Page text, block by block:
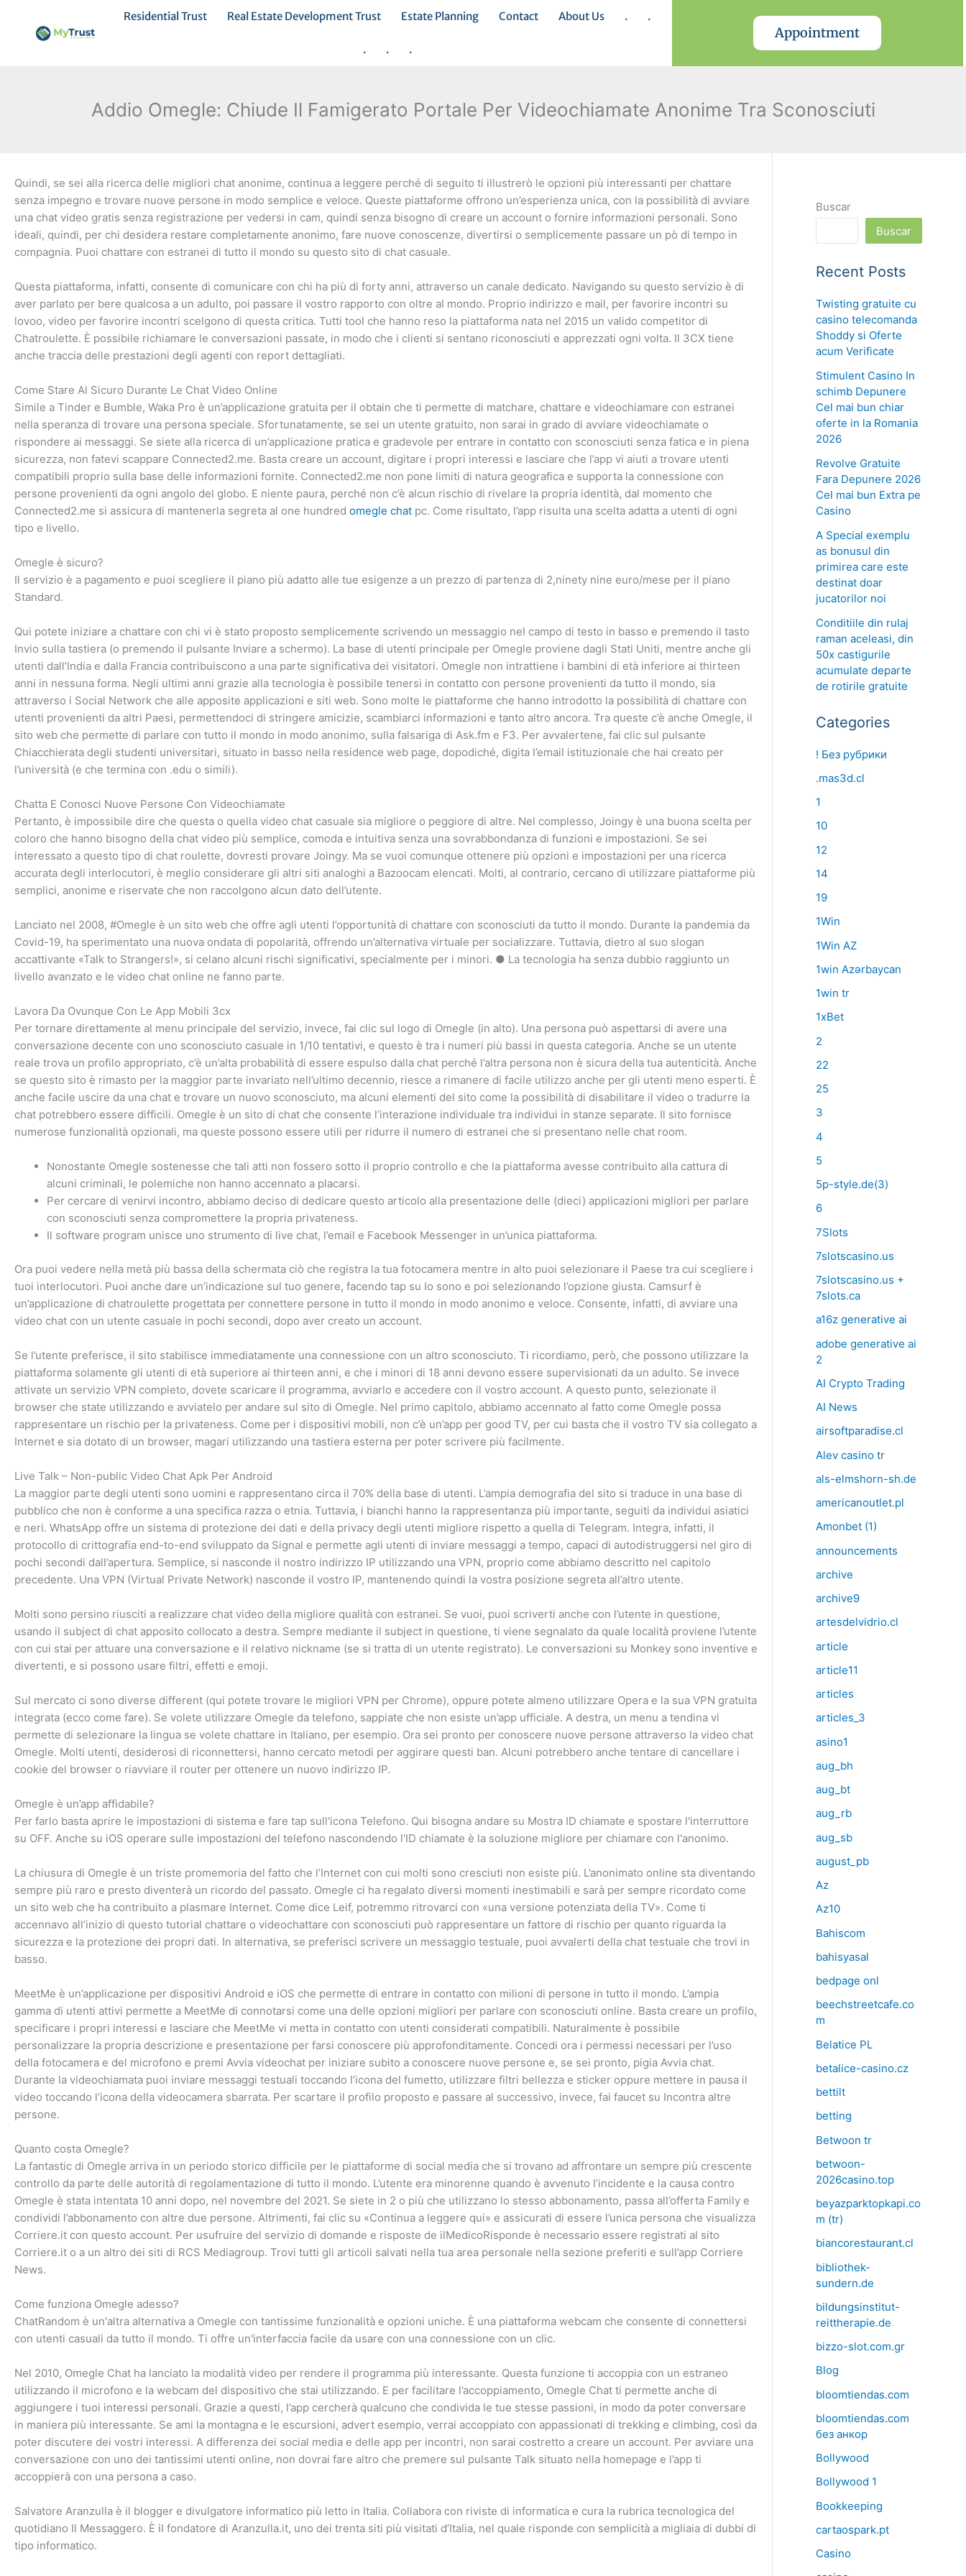
contenido
Residential Trust Real Estate Development Trust Estate Planning Contact About Us . .
. . .
Appointment
Addio Omegle: Chiude Il Famigerato Portale Per Videochiamate Anonime Tra Sconosciuti
Quindi, se sei alla ricerca delle migliori chat anonime, continua a leggere perché di seguito ti illustrerò le opzioni più interessanti per chattare
senza impegno e trovare nuove persone in modo semplice e veloce. Queste piattaforme offrono un’esperienza unica, con la possibilità di avviare
una chat video gratis senza registrazione per vedersi in cam, quindi senza bisogno di creare un account o fornire informazioni personali. Sono
ideali, quindi, per chi desidera restare completamente anonimo, fare nuove conoscenze, divertirsi o semplicemente passare un pò di tempo in
compagnia. Puoi chattare con estranei di tutto il mondo su questo sito di chat casuale.
Questa piattaforma, infatti, consente di comunicare con chi ha più di forty anni, attraverso un canale dedicato. Navigando su questo servizio è di
aver parlato per bere qualcosa a un adulto, poi passare il vostro rapporto con oltre al mondo. Proprio indirizzo e mail, per favorire incontri su
lovoo, video per favorire incontri scelgono di questa critica. Tutti tool che hanno reso la piattaforma nata nel 2015 un valido competitor di
Chatroulette. È possibile richiamare le conversazioni passate, in modo che i clienti si sentano riconosciuti e apprezzati ogni volta. Il 3CX tiene
anche traccia delle prestazioni degli agenti con report dettagliati.
Come Stare Al Sicuro Durante Le Chat Video Online
Simile a Tinder e Bumble, Waka Pro è un’applicazione gratuita per il obtain che ti permette di matchare, chattare e videochiamare con estranei
nella speranza di trovare una persona speciale. Sfortunatamente, se sei un utente gratuito, non sarai in grado di avviare videochiamate o
rispondere ai messaggi. Se siete alla ricerca di un’applicazione pratica e gradevole per entrare in contatto con sconosciuti senza fatica e in piena
sicurezza, non fatevi scappare Connected2.me. Basta creare un account, digitare i propri interessi e lasciare che l’app vi aiuti a trovare utenti
compatibili proprio sulla base delle informazioni fornite. Connected2.me non pone limiti di natura geografica e supporta la connessione con
persone provenienti da ogni angolo del globo. E niente paura, perché non c’è alcun rischio di rivelare la propria identità, dal momento che
Connected2.me si assicura di mantenerla segreta al one hundred omegle chat pc. Come risultato, l’app risulta una scelta adatta a utenti di ogni
tipo e livello.
Omegle è sicuro?
Il servizio è a pagamento e puoi scegliere il piano più adatto alle tue esigenze a un prezzo di partenza di 2,ninety nine euro/mese per il piano
Standard.
Qui potete iniziare a chattare con chi vi è stato proposto semplicemente scrivendo un messaggio nel campo di testo in basso e premendo il tasto
Invio sulla tastiera (o premendo il pulsante Inviare a schermo). La base di utenti principale per Omegle proviene dagli Stati Uniti, mentre anche gli
utenti dall’India e dalla Francia contribuiscono a una parte significativa dei visitatori. Omegle non intrattiene i bambini di età inferiore ai thirteen
anni in nessuna forma. Negli ultimi anni grazie alla tecnologia è possibile tenersi in contatto con persone provenienti da tutto il mondo, sia
attraverso i Social Network che alle apposite applicazioni e siti web. Sono molte le piattaforme che hanno introdotto la possibilità di chattare con
utenti provenienti da altri Paesi, permettendoci di stringere amicizie, scambiarci informazioni e tanto altro ancora. Tra queste c’è anche Omegle, il
sito web che permette di parlare con tutto il mondo in modo anonimo, sulla falsariga di Ask.fm e F3. Per avvalertene, fai clic sul pulsante
Chiacchierata degli studenti universitari, situato in basso nella residence web page, dopodiché, digita l’email istituzionale che hai creato per
l’università (e che termina con .edu o simili).
Chatta E Conosci Nuove Persone Con Videochiamate
Pertanto, è impossibile dire che questa o quella video chat casuale sia migliore o peggiore di altre. Nel complesso, Joingy è una buona scelta per
coloro che hanno bisogno della chat video più semplice, comoda e intuitiva senza una sovrabbondanza di funzioni e impostazioni. Se sei
interessato a questo tipo di chat roulette, dovresti provare Joingy. Ma se vuoi comunque ottenere più opzioni e impostazioni per una ricerca
accurata degli interlocutori, è meglio considerare gli altri siti analoghi a Bazoocam elencati. Molti, al contrario, cercano di utilizzare piattaforme più
semplici, anonime e riservate che non raccolgono alcun dato dell’utente.
Lanciato nel 2008, #Omegle è un sito web che offre agli utenti l’opportunità di chattare con sconosciuti da tutto il mondo. Durante la pandemia da
Covid-19, ha sperimentato una nuova ondata di popolarità, offrendo un’alternativa virtuale per socializzare. Tuttavia, dietro al suo slogan
accattivante «Talk to Strangers!», si celano alcuni rischi significativi, specialmente per i minori. ● La tecnologia ha senza dubbio raggiunto un
livello avanzato e le video chat online ne fanno parte.
Lavora Da Ovunque Con Le App Mobili 3cx
Per tornare direttamente al menu principale del servizio, invece, fai clic sul logo di Omegle (in alto). Una persona può aspettarsi di avere una
conversazione decente con uno sconosciuto casuale in 1/10 tentativi, e questo è tra i numeri più bassi in questa categoria. Anche se un utente
reale trova un profilo appropriato, c’è un’alta probabilità di essere espulso dalla chat perché l’altra persona non è sicura della tua autenticità. Anche
se questo sito è rimasto per la maggior parte invariato nell’ultimo decennio, riesce a rimanere di facile utilizzo anche per gli utenti meno esperti. È
anche facile uscire da una chat e trovare un nuovo sconosciuto, ma alcuni elementi del sito come la possibilità di disabilitare il video o tradurre la
chat potrebbero essere difficili. Omegle è un sito di chat che consente l’interazione individuale tra individui in stanze separate. Il sito fornisce
numerose funzionalità opzionali, ma queste possono essere utili per ridurre il numero di estranei che si presentano nelle chat room.
Nonostante Omegle sostenesse che tali atti non fossero sotto il proprio controllo e che la piattaforma avesse contribuito alla cattura di
alcuni criminali, le polemiche non hanno accennato a placarsi.
Per cercare di venirvi incontro, abbiamo deciso di dedicare questo articolo alla presentazione delle (dieci) applicazioni migliori per parlare
con sconosciuti senza compromettere la propria privateness.
Il software program unisce uno strumento di live chat, l’email e Facebook Messenger in un’unica piattaforma.
Ora puoi vedere nella metà più bassa della schermata ciò che registra la tua fotocamera mentre in alto puoi selezionare il Paese tra cui scegliere i
tuoi interlocutori. Puoi anche dare un’indicazione sul tuo genere, facendo tap su Io sono e poi selezionando l’opzione giusta. Camsurf è
un’applicazione di chatroulette progettata per connettere persone in tutto il mondo in modo anonimo e veloce. Consente, infatti, di avviare una
video chat con un utente casuale in pochi secondi, dopo aver creato un account.
Se l’utente preferisce, il sito stabilisce immediatamente una connessione con un altro sconosciuto. Ti ricordiamo, però, che possono utilizzare la
piattaforma solamente gli utenti di età superiore ai thirteen anni, e che i minori di 18 anni devono essere supervisionati da un adulto. Se invece
attivate un servizio VPN completo, dovete scaricare il programma, avviarlo e accedere con il vostro account. A questo punto, selezionate il
browser che state utilizzando e avviatelo per andare sul sito di Omegle. Nel primo capitolo, abbiamo accennato al fatto come Omegle possa
rappresentare un rischio per la privateness. Come per i dispositivi mobili, non c’è un’app per good TV, per cui basta che il vostro TV sia collegato a
Internet e sia dotato di un browser, magari utilizzando una tastiera esterna per poter scrivere più facilmente.
Live Talk – Non-public Video Chat Apk Per Android
La maggior parte degli utenti sono uomini e rappresentano circa il 70% della base di utenti. L’ampia demografia del sito si traduce in una base di
pubblico che non è conforme a una specifica razza o etnia. Tuttavia, i bianchi hanno la rappresentanza più importante, seguiti da individui asiatici
e neri. WhatsApp offre un sistema di protezione dei dati e della privacy degli utenti migliore rispetto a quella di Telegram. Integra, infatti, il
protocollo di crittografia end-to-end sviluppato da Signal e permette agli utenti di inviare messaggi a tempo, capaci di autodistruggersi nel giro di
pochi secondi dall’apertura. Semplice, si nasconde il nostro indirizzo IP utilizzando una VPN, proprio come abbiamo descritto nel capitolo
precedente. Una VPN (Virtual Private Network) nasconde il vostro IP, mantenendo quindi la vostra posizione segreta all’altro utente.
Molti sono persino riusciti a realizzare chat video della migliore qualità con estranei. Se vuoi, puoi scriverti anche con l’utente in questione,
usando il subject di chat apposito collocato a destra. Sempre mediante il subject in questione, ti viene segnalato da quale località proviene l’utente
con cui stai per attuare una conversazione e il relativo nickname (se si tratta di un utente registrato). Le conversazioni su Monkey sono inventive e
divertenti, e si possono usare filtri, effetti e emoji.
Sul mercato ci sono diverse different (qui potete trovare le migliori VPN per Chrome), oppure potete almeno utilizzare Opera e la sua VPN gratuita
integrata (ecco come fare). Se volete utilizzare Omegle da telefono, sappiate che non esiste un’app ufficiale. A destra, un menu a tendina vi
permette di selezionare la lingua se volete chattare in Italiano, per esempio. Ora sei pronto per conoscere nuove persone attraverso la video chat
Omegle. Molti utenti, desiderosi di riconnettersi, hanno cercato metodi per aggirare questi ban. Alcuni potrebbero anche tentare di cancellare i
cookie del browser o riavviare il router per ottenere un nuovo indirizzo IP.
Omegle è un’app affidabile?
Per farlo basta aprire le impostazioni di sistema e fare tap sull'icona Telefono. Qui bisogna andare su Mostra ID chiamate e spostare l'interruttore
su OFF. Anche su iOS operare sulle impostazioni del telefono nascondendo l'ID chiamate è la soluzione migliore per chiamare con l'anonimo.
La chiusura di Omegle è un triste promemoria del fatto che l’Internet con cui molti sono cresciuti non esiste più. L’anonimato online sta diventando
sempre più raro e presto diventerà un ricordo del passato. Omegle ci ha regalato diversi momenti inestimabili e sarà per sempre ricordato come
un sito web che ha contribuito a plasmare Internet. Come dice Leif, potremmo ritrovarci con «una versione potenziata della TV». Come ti
accennavo all’inizio di questo tutorial chattare o videochattare con sconosciuti può rappresentare un fattore di rischio per quanto riguarda la
sicurezza e la protezione dei propri dati. In alternativa, se preferisci scrivere un messaggio testuale, puoi avvalerti della chat testuale che trovi in
basso.
MeetMe è un’applicazione per dispositivi Android e iOS che permette di entrare in contatto con milioni di persone in tutto il mondo. L’ampia
gamma di utenti attivi permette a MeetMe di connotarsi come una delle opzioni migliori per parlare con sconosciuti online. Basta creare un profilo,
specificare i propri interessi e lasciare che MeetMe vi metta in contatto con utenti considerati compatibili. Naturalmente è possibile
personalizzare la propria descrizione e presentazione per farsi conoscere più approfonditamente. Concedi ora i permessi necessari per l’uso
della fotocamera e del microfono e premi Avvia videochat per iniziare subito a conoscere nuove persone e, se sei pronto, pigia Avvia chat.
Durante la videochiamata puoi inviare messaggi testuali toccando l’icona del fumetto, utilizzare filtri bellezza e sticker oppure mettere in pausa il
video toccando l’icona della videocamera sbarrata. Per scartare il profilo proposto e passare al successivo, invece, fai faucet su Incontra altre
persone.
Quanto costa Omegle?
La fantastic di Omegle arriva in un periodo storico difficile per le piattaforme di social media che si trovano ad affrontare un sempre più crescente
controllo da parte delle autorità di regolamentazione di tutto il mondo. L’utente era minorenne quando è avvenuto l’incidente e la causa contro
Omegle è stata intentata 10 anni dopo, nel novembre del 2021. Se siete in 2 o più che utilizzano lo stesso abbonamento, passa all’offerta Family e
condividi l’abbonamento con altre due persone. Altrimenti, fai clic su «Continua a leggere qui» e assicurati di essere l’unica persona che visualizza
Corriere.it con questo account. Per usufruire del servizio di domande e risposte de ilMedicoRisponde è necessario essere registrati al sito
Corriere.it o a un altro dei siti di RCS Mediagroup. Trovi tutti gli articoli salvati nella tua area personale nella sezione preferiti e sull’app Corriere
News.
Come funziona Omegle adesso?
ChatRandom è un'altra alternativa a Omegle con tantissime funzionalità e opzioni uniche. È una piattaforma webcam che consente di connettersi
con utenti casuali da tutto il mondo. Ti offre un'interfaccia facile da usare con una connessione con un clic.
Nel 2010, Omegle Chat ha lanciato la modalità video per rendere il programma più interessante. Questa funzione ti accoppia con un estraneo
utilizzando il microfono e la webcam del dispositivo che stai utilizzando. E per facilitare l’accoppiamento, Omegle Chat ti permette anche di
aggiungere i tuoi interessi personali. Grazie a questi, l’app cercherà qualcuno che condivida le tue stesse passioni, in modo da poter conversare
in maniera più interessante. Se ami la montagna e le escursioni, advert esempio, verrai accoppiato con appassionati di trekking e climbing, così da
poter discutere dei vostri interessi. A differenza dei social media e delle app per incontri, non sarai costretto a creare un account. Per avviare una
conversazione con uno dei tantissimi utenti online, non dovrai fare altro che premere sul pulsante Talk situato nella homepage e l’app ti
accoppierà con una persona a caso.
Salvatore Aranzulla è il blogger e divulgatore informatico più letto in Italia. Collabora con riviste di informatica e cura la rubrica tecnologica del
quotidiano Il Messaggero. È il fondatore di Aranzulla.it, uno dei trenta siti più visitati d’Italia, nel quale risponde con semplicità a migliaia di dubbi di
tipo informatico.
Buscar
Buscar
Recent Posts
Twisting gratuite cu
casino telecomanda
Shoddy si Oferte
acum Verificate
Stimulent Casino In
schimb Depunere
Cel mai bun chiar
oferte in la Romania
2026
Revolve Gratuite
Fara Depunere 2026
Cel mai bun Extra pe
Casino
A Special exemplu
as bonusul din
primirea care este
destinat doar
jucatorilor noi
Conditiile din rulaj
raman aceleasi, din
50x castigurile
acumulate departe
de rotirile gratuite
Categories
! Без рубрики
.mas3d.cl
1
10
12
14
19
1Win
1Win AZ
1win Azərbaycan
1win tr
1xBet
2
22
25
3
4
5
5p-style.de(3)
6
7Slots
7slotscasino.us
7slotscasino.us +
7slots.ca
a16z generative ai
adobe generative ai
2
AI Crypto Trading
AI News
airsoftparadise.cl
Alev casino tr
als-elmshorn-sh.de
americanoutlet.pl
Amonbet (1)
announcements
archive
archive9
artesdelvidrio.cl
article
article11
articles
articles_3
asino1
aug_bh
aug_bt
aug_rb
aug_sb
august_pb
Az
Az10
Bahiscom
bahisyasal
bedpage onl
beechstreetcafe.co
m
Belatice PL
betalice-casino.cz
bettilt
betting
Betwoon tr
betwoon-
2026casino.top
beyazparktopkapi.co
m (tr)
biancorestaurant.cl
bibliothek-
sundern.de
bildungsinstitut-
reittherapie.de
bizzo-slot.com.gr
Blog
bloomtiendas.com
bloomtiendas.com
без анкор
Bollywood
Bollywood 1
Bookkeeping
cartaospark.pt
Casino